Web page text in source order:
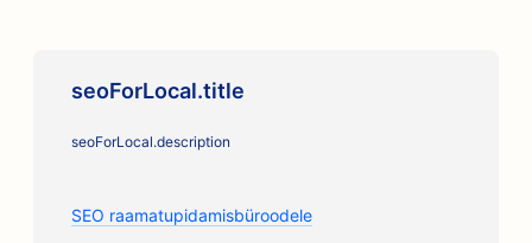
seoForLocal.title
seoForLocal.description
SEO raamatupidamisbüroodele